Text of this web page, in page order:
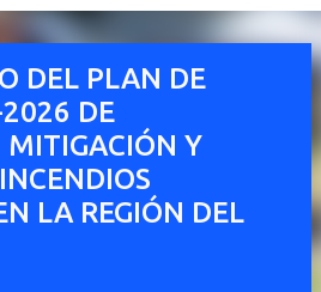
DEL PLAN DE
DE
MITIGACIÓN Y
LA REGIÓN DEL